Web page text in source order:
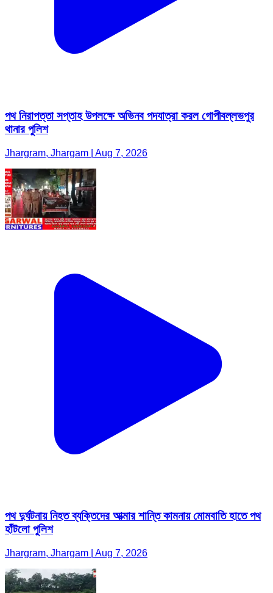
পথ নিরাপত্তা সপ্তাহ উপলক্ষে অভিনব পদযাত্রা করল গোপীবল্লভপুর
থানার পুলিশ
Jhargram, Jhargam | Aug 7, 2026
পথ দুর্ঘটনায় নিহত ব্যক্তিদের আত্মার শান্তি কামনায় মোমবাতি হাতে পথ
হাঁটলো পুলিশ
Jhargram, Jhargam | Aug 7, 2026